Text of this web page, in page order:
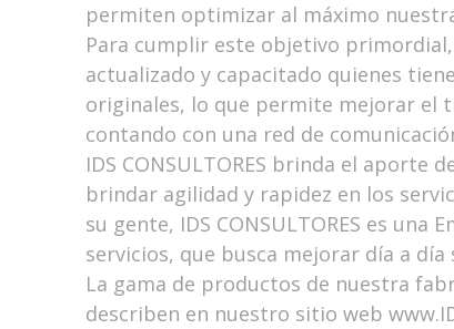
permiten optimizar al máximo
Para cumplir este objetivo
actualizado y capacitado quienes
originales, lo que permite mejorar el
contando con una red de
IDS CONSULTORES brinda el aporte
brindar agilidad y rapidez en los
su gente, IDS CONSULTORES es
servicios, que busca mejorar día a
La gama de productos de nuestra
describen en nuestro sitio web